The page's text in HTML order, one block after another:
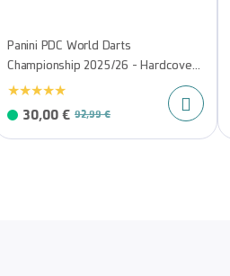
Panini PDC World Darts
Championship 2025/26 - Hardcover
Bundle mit einer Stickerbox
30,00 € 92,99 €